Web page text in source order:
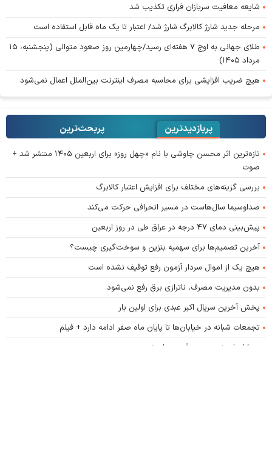
شایعه معافیت سربازان فراری تکذیب شد
مرحله جدید شارژ کالابرگ شارژ شد/ اعتبار تا یک ماه قابل استفاده است
طلای جهانی به اوج ۷ هفته‌ای رسید/چهارمین روز صعود متوالی (پنجشنبه، ۱۵
مرداد ۱۴۰۵)
هیچ ضریب افزایشی برای محاسبه مصرف اینترنت بین‌الملل اعمال نمی‌شود
پربازدیدترین پربحث‌ترین‌
تازه‌ترین اثر محسن چاوشی با نام «چهل روز» برای اربعین ۱۴۰۵ منتشر شد +
صوت
بررسی گزینه‌های مختلف برای افزایش اعتبار کالابرگ
صداوسیما سال‌هاست در مسیر انحرافی حرکت می‌کند
پیش‌بینی دمای ۴۷ درجه در عراق طی در روز اربعین
آخرین تصمیم‌ها برای سهمیه بنزین و سوخت‌گیری چیست؟
هیچ یک از اموال سردار آزمون رفع توقیف نشده است
بدون مدیریت مصرف، ناترازی برق رفع نمی‌شود
پخش آخرین سریال اکبر عبدی برای اولین بار
تجمعات شبانه در خیابان‌ها تا پایان ماه صفر ادامه دارد + فیلم
رد شایعات نوبت‌بندی آب در پایتخت